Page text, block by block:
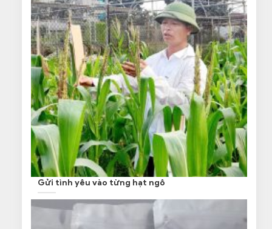
Gửi tình yêu vào từng hạt ngô